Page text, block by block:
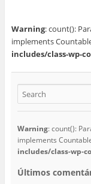
Warning: count():
implements
includes/class-wp-
Warning: count():
implements
includes/class-wp-
Últimos